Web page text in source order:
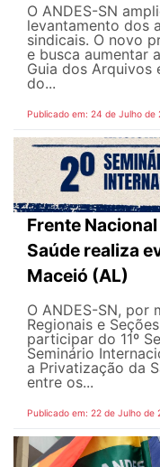
O ANDES-SN
levantamento dos
sindicais. O novo
e busca aumentar
Guia dos Arquivos
do...
Publicado em: 24 de Julho de
Frente
Saúde realiza
Maceió (AL)
O ANDES-SN, por
Regionais e
participar do 11º
Seminário
a Privatização da
entre os...
Publicado em: 22 de Julho de